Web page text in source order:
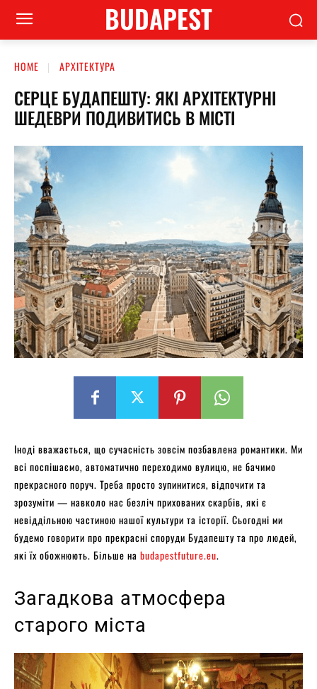
BUDAPEST
HOME АРХІТЕКТУРА
СЕРЦЕ БУДАПЕШТУ: ЯКІ АРХІТЕКТУРНІ
ШЕДЕВРИ ПОДИВИТИСЬ В МІСТІ
Іноді вважається, що сучасність зовсім позбавлена романтики. Ми
всі поспішаємо, автоматично переходимо вулицю, не бачимо
прекрасного поруч. Треба просто зупинитися, відпочити та
зрозуміти — навколо нас безліч прихованих скарбів, які є
невіддільною частиною нашої культури та історії. Сьогодні ми
будемо говорити про прекрасні споруди Будапешту та про людей,
які їх обожнюють. Більше на budapestfuture.eu.
Загадкова атмосфера
старого міста